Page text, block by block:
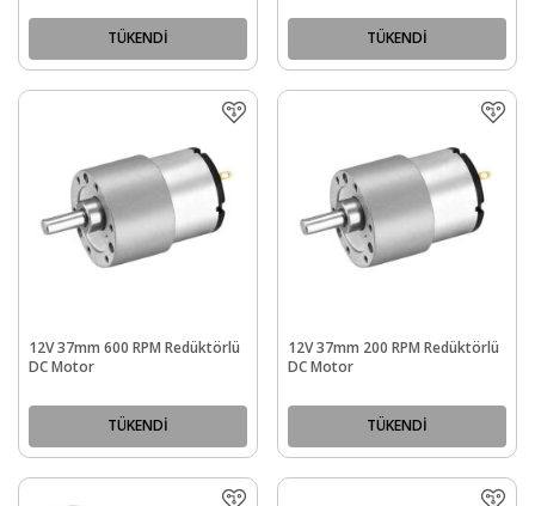
TÜKENDİ TÜKENDİ
12V 37mm 600 RPM Redüktörlü
DC Motor
TÜKENDİ
12V 37mm 200 RPM Redüktörlü
DC Motor
TÜKENDİ